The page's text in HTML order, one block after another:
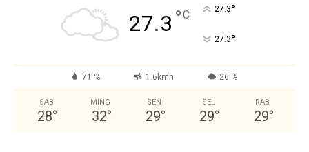
27.3 °C 27.3°
27.3°
71 % 1.6kmh 26 %
SAB
28°
MING
32°
SEN
29°
SEL
29°
RAB
29°